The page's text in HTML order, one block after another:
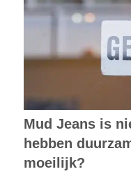
Mud Jeans is
hebben
moeilijk?